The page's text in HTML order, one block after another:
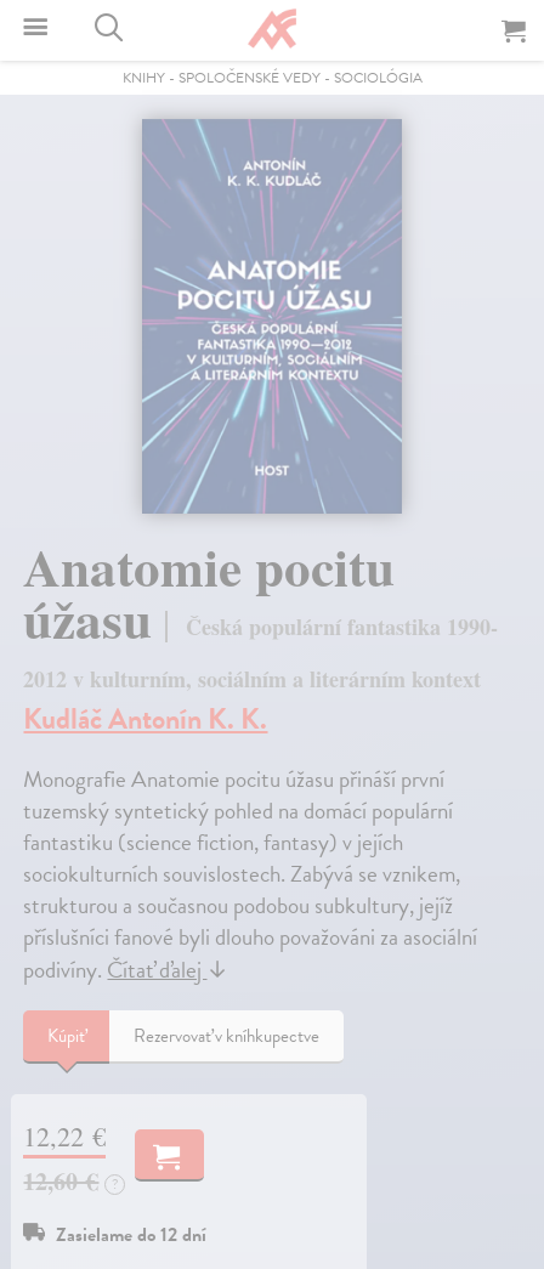
KNIHY- SPOLOČENSKÉ VEDY- SOCIOLÓGIA
Anatomie pocitu
úžasu
Česká populární fantastika 1990-
2012 v kulturním, sociálním a literárním kontext
Kudláč Antonín K. K.
Monografie Anatomie pocitu úžasu přináší první
tuzemský syntetický pohled na domácí populární
fantastiku (science fiction, fantasy) v jejích
sociokulturních souvislostech. Zabývá se vznikem,
strukturou a současnou podobou subkultury, jejíž
příslušníci fanové byli dlouho považováni za asociální
podivíny.Čítať ďalej↓
Kúpiť Rezervovať v kníhkupectve
12,22 €
12,60 €
?
Zasielame do 12 dní